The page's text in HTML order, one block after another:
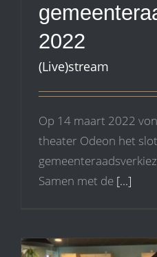
2022
(Live)stream
Op 14 maart 2022
theater Odeon het
Samen met de [...]